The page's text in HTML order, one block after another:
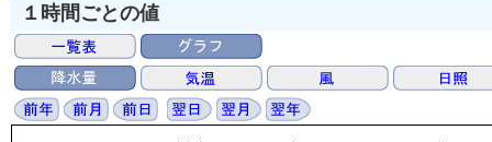
１時間ごとの値